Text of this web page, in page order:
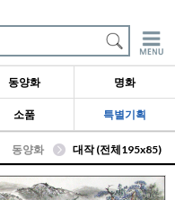
동양화 명화
소품 특별기획
동양화 대작 (전체195x85)